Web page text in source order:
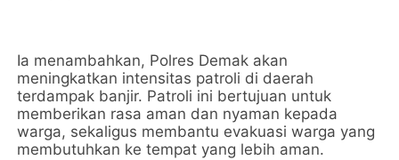
Ia menambahkan, Polres Demak akan
meningkatkan intensitas patroli di daerah
terdampak banjir. Patroli ini bertujuan untuk
memberikan rasa aman dan nyaman kepada
warga, sekaligus membantu evakuasi warga yang
membutuhkan ke tempat yang lebih aman.